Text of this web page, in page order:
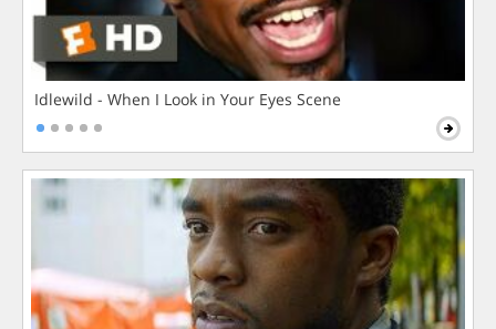
Idlewild - When I Look in Your Eyes Scene